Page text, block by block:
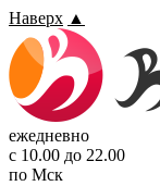
Наверх ▲
ежедневно
с 10.00 до 22.00
по Мск